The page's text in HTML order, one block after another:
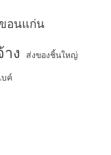
อนแก่น
ง ส่งของชิ้นใหญ่
บค์